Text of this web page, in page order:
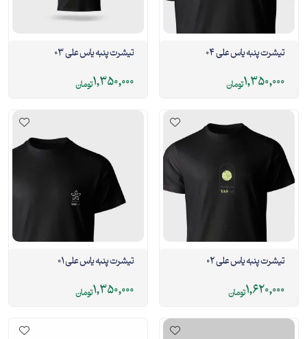
تیشرت پنبه یاس علی 04
1,350,000تومان
تیشرت پنبه یاس علی 03
1,350,000تومان
تیشرت پنبه یاس علی 02
1,620,000تومان
تیشرت پنبه یاس علی 01
1,350,000تومان